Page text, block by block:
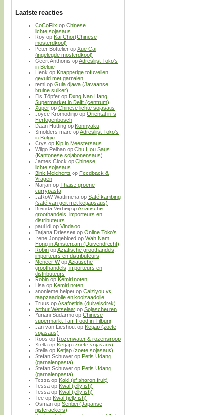
Laatste reacties
CoCoFlix op Chinese
lichte sojasaus
Roy op Kai Choi (Chinese
mosterdkool)
Peter Bottelier op Xue Cai
(ingelegde mosterdkool)
Geert Anthonis opAdreslijst Toko’s
in België
Henk op Knapperige tofuvellen
gevuld met garnalen
remi op Gula djawa (Javaanse
bruine suiker)
Els Töpfer op Dong Nan Hang
Supermarket in Delft (centrum)
Xuper op Chinese lichte sojasaus
Joyce Kromodirijo op Oriental in ’s
Hertogenbosch
Daan Hutting op Konnyaku
Smolders marc opAdreslijst Toko’s
in België
Crys op Kip in Meestersaus
Wilgo Pelhan op Chu Hou Saus
(Kantonese sojabonensaus)
James Clock op Chinese
lichte sojasaus
Bink Melcherts op Feedback &
Vragen
Marjan op Thaise groene
currypasta
JaRoW Wattimena op Saté kambing
(saté van geit met ketjapsaus)
Brenda Verheij opAziatische
groothandels, importeurs en
distributeurs
paul idi op Vindaloo
Tatjana Driessen op Online Toko’s
Irene Jongebloed op Wah Nam
Hong in Amsterdam (Duivendrecht)
Robin opAziatische groothandels,
importeurs en distributeurs
Meneer WopAziatische
groothandels, importeurs en
distributeurs
Robin op Kemiri noten
Lisa op Kemiri noten
anonieme helper op Caiziyou vs.
raapzaadolie en koolzaadolie
Truus opAsafoetida (duivelsdrek)
Arthur Wetselaar op Sojascheuten
Yuriani Sudarmo op Chinese
supermarkt Tam Food in Tilburg
Jan van Lieshout op Ketjap (zoete
sojasaus)
Roos op Rozenwater & rozensiroop
Stella op Ketjap (zoete sojasaus)
Stella op Ketjap (zoete sojasaus)
Stefan Schuwer op Petis Udang
(garnalenpasta)
Stefan Schuwer op Petis Udang
(garnalenpasta)
Tessa op Kaki (of sharon fruit)
Tessa op Kwal (jellyfish)
Tessa op Kwal (jellyfish)
Tee op Kwal (jellyfish)
Osman op Senbei (Japanse
rijstcrackers)